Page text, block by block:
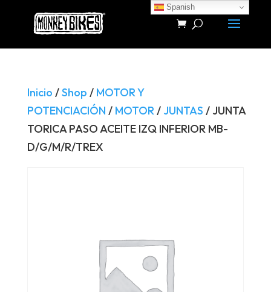
Búsqueda
productos
Inicio /Shop / MOTOR Y
POTENCIACIÓN / MOTOR/ JUNTAS / JUNTA
TORICA PASO ACEITE IZQ INFERIOR MB-
D/G/M/R/TREX
Spanish